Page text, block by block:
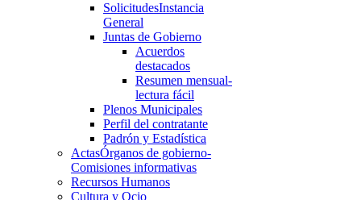
SolicitudesInstancia
General
Juntas de Gobierno
Acuerdos
destacados
Resumen mensual-
lectura fácil
Plenos Municipales
Perfil del contratante
Padrón y Estadística
ActasÓrganos de gobierno-
Comisiones informativas
Recursos Humanos
Cultura y Ocio